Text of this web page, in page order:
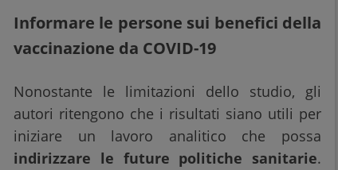
Informare le persone sui benefici della
vaccinazione da COVID-19
Nonostante le limitazioni dello studio, gli
autori ritengono che i risultati siano utili per
iniziare un lavoro analitico che possa
indirizzare le future politiche sanitarie.